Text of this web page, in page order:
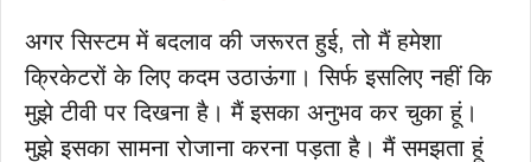
अगर सिस्टम में बदलाव की जरूरत हुई, तो मैं हमेशा
क्रिकेटरों के लिए कदम उठाऊंगा। सिर्फ इसलिए नहीं कि
मुझे टीवी पर दिखना है। मैं इसका अनुभव कर चुका हूं।
मुझे इसका सामना रोजाना करना पड़ता है। मैं समझता हूं